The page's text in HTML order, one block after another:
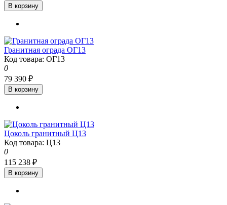
В корзину
Гранитная ограда ОГ13
Код товара: ОГ13
0
79 390 ₽
В корзину
Цоколь гранитный Ц13
Код товара: Ц13
0
115 238 ₽
В корзину